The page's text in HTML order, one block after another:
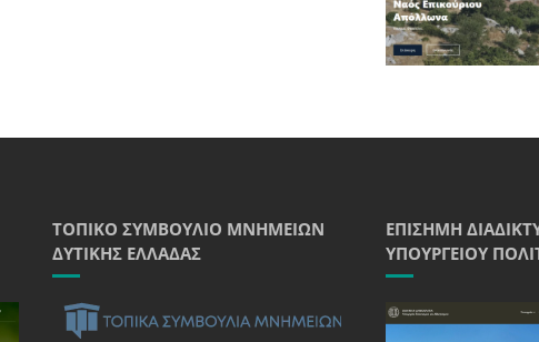
ΤΟΠΙΚΌ ΣΥΜΒΟΎΛΙΟ ΜΝΗΜΕΊΩΝ
ΔΥΤΙΚΉΣ ΕΛΛΆΔΑΣ
ΕΠΊΣΗΜΗ
ΥΠΟΥΡΓΕΊΟΥ